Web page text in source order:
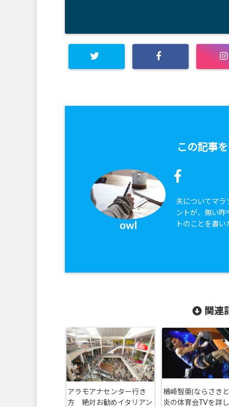
この記事
owl
夫についてマラ
ントが、無い昨
トのことを書
関連
アラモアナセンター行き
方 絶対お勧めイタリアン
楢崎智亜(ならさき
炎の体育会TVを詳